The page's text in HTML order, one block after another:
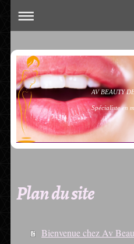
AV BEAUTY
Spécialiste en
Plan du site
Bienvenue chez Av